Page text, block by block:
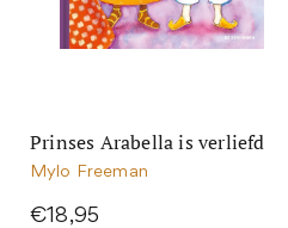
Prinses Arabella is verliefd
Mylo Freeman
€18,95